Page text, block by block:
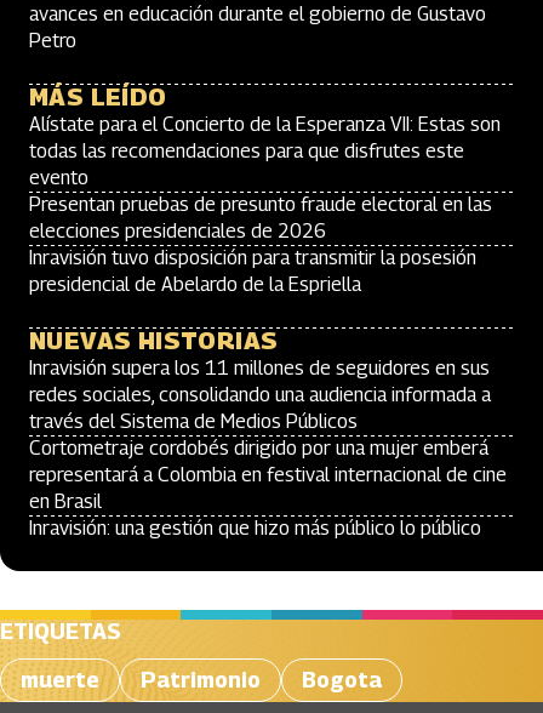
avances en educación durante el gobierno de Gustavo
Petro
MÁS LEÍDO
Alístate para el Concierto de la Esperanza VII: Estas son
todas las recomendaciones para que disfrutes este
evento
Presentan pruebas de presunto fraude electoral en las
elecciones presidenciales de 2026
Inravisión tuvo disposición para transmitir la posesión
presidencial de Abelardo de la Espriella
NUEVAS HISTORIAS
Inravisión supera los 11 millones de seguidores en sus
redes sociales, consolidando una audiencia informada a
través del Sistema de Medios Públicos
Cortometraje cordobés dirigido por una mujer emberá
representará a Colombia en festival internacional de cine
en Brasil
Inravisión: una gestión que hizo más público lo público
ETIQUETAS
muerte
Patrimonio Bogota